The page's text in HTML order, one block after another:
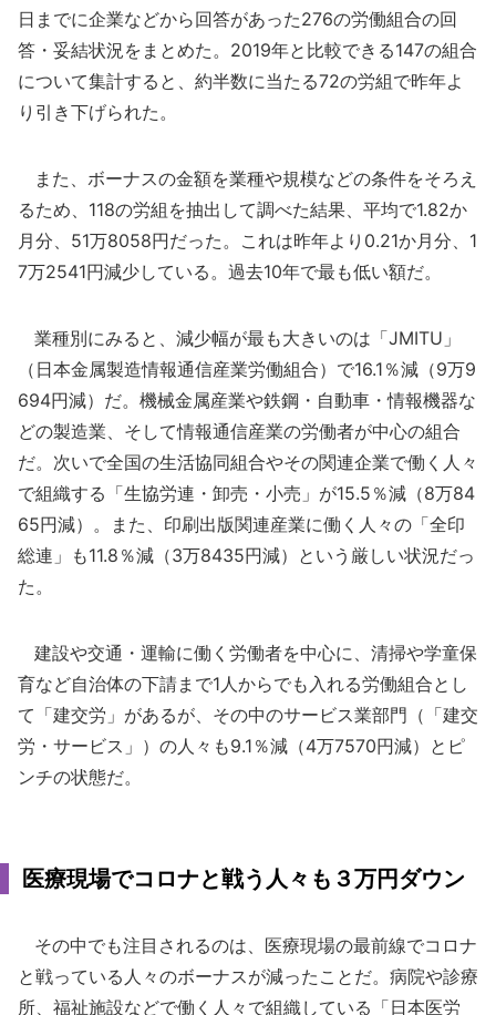
日までに企業などから回答があった276の労働組合の回
答・妥結状況をまとめた。2019年と比較できる147の組合
について集計すると、約半数に当たる72の労組で昨年よ
り引き下げられた。
また、ボーナスの金額を業種や規模などの条件をそろえ
るため、118の労組を抽出して調べた結果、平均で1.82か
月分、51万8058円だった。これは昨年より0.21か月分、1
7万2541円減少している。過去10年で最も低い額だ。
業種別にみると、減少幅が最も大きいのは「JMITU」
（日本金属製造情報通信産業労働組合）で16.1％減（9万9
694円減）だ。機械金属産業や鉄鋼・自動車・情報機器な
どの製造業、そして情報通信産業の労働者が中心の組合
だ。次いで全国の生活協同組合やその関連企業で働く人々
で組織する「生協労連・卸売・小売」が15.5％減（8万84
65円減）。また、印刷出版関連産業に働く人々の「全印
総連」も11.8％減（3万8435円減）という厳しい状況だっ
た。
建設や交通・運輸に働く労働者を中心に、清掃や学童保
育など自治体の下請まで1人からでも入れる労働組合とし
て「建交労」があるが、その中のサービス業部門（「建交
労・サービス」）の人々も9.1％減（4万7570円減）とピ
ンチの状態だ。
医療現場でコロナと戦う人々も３万円ダウン
その中でも注目されるのは、医療現場の最前線でコロナ
と戦っている人々のボーナスが減ったことだ。病院や診療
所、福祉施設などで働く人々で組織している「日本医労